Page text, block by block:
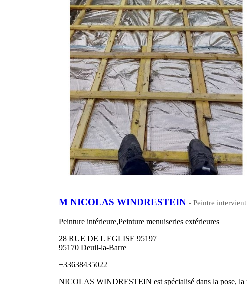
M NICOLAS WINDRESTEIN - Peintre
Peinture intérieure,Peinture menuiseries extérieures
28 RUE DE L EGLISE 95197
95170 Deuil-la-Barre
+33638435022
NICOLAS WINDRESTEIN est spécialisé dans la pose, la